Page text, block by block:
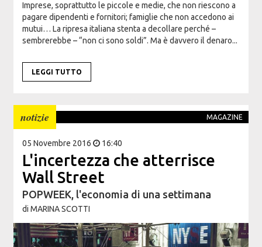
Imprese, soprattutto le piccole e medie, che non riescono a
pagare dipendenti e fornitori; famiglie che non accedono ai
mutui… La ripresa italiana stenta a decollare perché –
sembrerebbe – “non ci sono soldi”. Ma è davvero il denaro...
LEGGI TUTTO
notizie MAGAZINE
05 Novembre 2016 16:40
L'incertezza che atterrisce
Wall Street
POPWEEK, l'economia di una settimana
di MARINA SCOTTI